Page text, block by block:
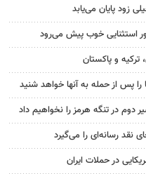
زود پایان می‌یابد
استثنایی خوب پیش می‌رود
و پاکستان
پس از حمله به آنها خواهد شنید
در تنگه هرمز را نخواهیم داد
رسانه‌ای را می‌گیرد